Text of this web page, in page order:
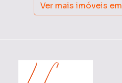
Ver mais imóveis em